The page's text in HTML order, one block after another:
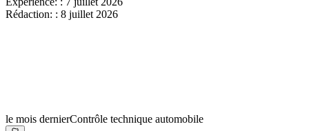
Rédaction: : 8 juillet 2026
le mois dernierContrôle technique automobile